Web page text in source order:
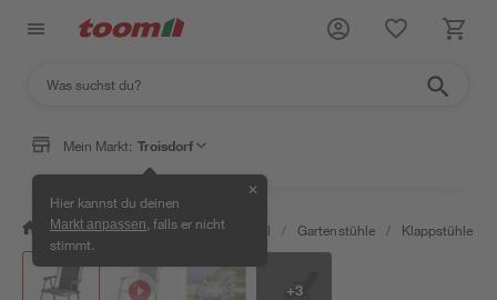
Mein Markt: Troisdorf
Hier kannst du deinen
Markt anpassen , falls er nicht
stimmt.
✕
/ Garten & Freizeit / Gartenmöbel / Gartenstühle / Klappstühle
+3